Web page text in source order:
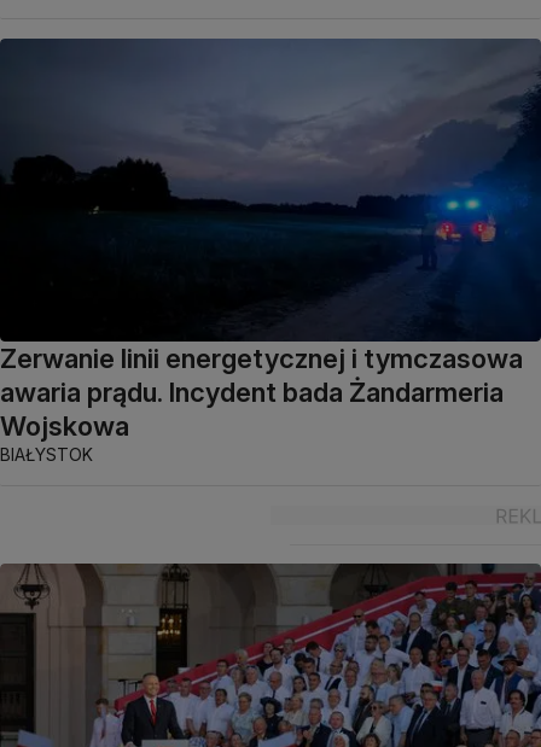
Zerwanie linii energetycznej i tymczasowa
awaria prądu. Incydent bada Żandarmeria
Wojskowa
BIAŁYSTOK